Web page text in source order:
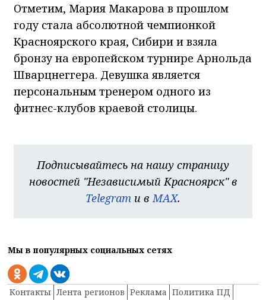
Отметим, Мария Макарова в прошлом
году стала абсолютной чемпионкой
Красноярского края, Сибири и взяла
бронзу на европейском турнире Арнольда
Шварцнеггера. Девушка является
персональным тренером одного из
фитнес-клубов краевой столицы.
Подписывайтесь на нашу страницу
новостей "Независимый Красноярск" в
Telegram и в MAX.
Мы в популярных социальных сетях
Контакты Лента регионов Реклама Политика ПД